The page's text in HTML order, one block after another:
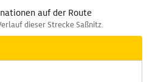
auf der Route
dieser Strecke Saßnitz.